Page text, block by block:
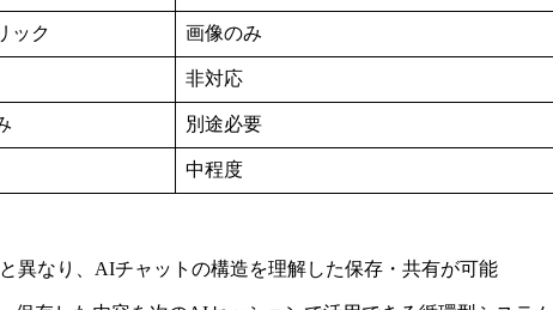
ック 画像のみ
非対応
別途必要
中程度
異なり、AIチャットの構造を理解した保存・共有が可能